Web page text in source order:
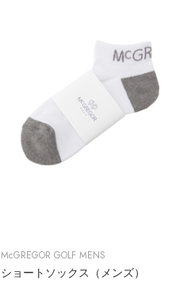
McGREGOR GOLF MENS
ショートソックス（メンズ）